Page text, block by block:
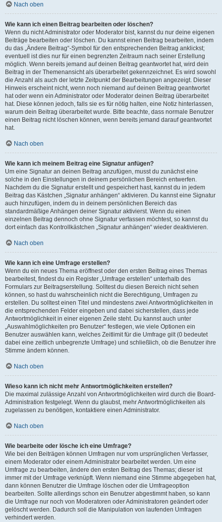
Nach oben
Wie kann ich einen Beitrag bearbeiten oder löschen?
Wenn du nicht Administrator oder Moderator bist, kannst du nur deine eigenen
Beiträge bearbeiten oder löschen. Du kannst einen Beitrag bearbeiten, indem
du das „Ändere Beitrag“-Symbol für den entsprechenden Beitrag anklickst;
eventuell ist dies nur für einen begrenzten Zeitraum nach seiner Erstellung
möglich. Wenn bereits jemand auf deinen Beitrag geantwortet hat, wird dein
Beitrag in der Themenansicht als überarbeitet gekennzeichnet. Es wird sowohl
die Anzahl als auch der letzte Zeitpunkt der Bearbeitungen angezeigt. Dieser
Hinweis erscheint nicht, wenn noch niemand auf deinen Beitrag geantwortet
hat oder wenn ein Administrator oder Moderator deinen Beitrag überarbeitet
hat. Diese können jedoch, falls sie es für nötig halten, eine Notiz hinterlassen,
warum dein Beitrag überarbeitet wurde. Bitte beachte, dass normale Benutzer
einen Beitrag nicht löschen können, wenn bereits jemand darauf geantwortet
hat.
Nach oben
Wie kann ich meinem Beitrag eine Signatur anfügen?
Um eine Signatur an deinen Beitrag anzufügen, musst du zunächst eine
solche in den Einstellungen in deinem persönlichen Bereich entwerfen.
Nachdem du die Signatur erstellt und gespeichert hast, kannst du in jedem
Beitrag das Kästchen „Signatur anhängen“ aktivieren. Du kannst eine Signatur
auch hinzufügen, indem du in deinem persönlichen Bereich das
standardmäßige Anhängen deiner Signatur aktivierst. Wenn du einen
einzelnen Beitrag dennoch ohne Signatur verfassen möchtest, so kannst du
dort einfach das Kontrollkästchen „Signatur anhängen“ wieder deaktivieren.
Nach oben
Wie kann ich eine Umfrage erstellen?
Wenn du ein neues Thema eröffnest oder den ersten Beitrag eines Themas
bearbeitest, findest du ein Register „Umfrage erstellen“ unterhalb des
Formulars zur Beitragserstellung. Solltest du diesen Bereich nicht sehen
können, so hast du wahrscheinlich nicht die Berechtigung, Umfragen zu
erstellen. Du solltest einen Titel und mindestens zwei Antwortmöglichkeiten in
die entsprechenden Felder eingeben und dabei sicherstellen, dass jede
Antwortmöglichkeit in einer eigenen Zeile steht. Du kannst auch unter
„Auswahlmöglichkeiten pro Benutzer“ festlegen, wie viele Optionen ein
Benutzer auswählen kann, welches Zeitlimit für die Umfrage gilt (0 bedeutet
dabei eine zeitlich unbegrenzte Umfrage) und schließlich, ob die Benutzer ihre
Stimme ändern können.
Nach oben
Wieso kann ich nicht mehr Antwortmöglichkeiten erstellen?
Die maximal zulässige Anzahl von Antwortmöglichkeiten wird durch die Board-
Administration festgelegt. Wenn du glaubst, mehr Antwortmöglichkeiten als
zugelassen zu benötigen, kontaktiere einen Administrator.
Nach oben
Wie bearbeite oder lösche ich eine Umfrage?
Wie bei den Beiträgen können Umfragen nur vom ursprünglichen Verfasser,
einem Moderator oder einem Administrator bearbeitet werden. Um eine
Umfrage zu bearbeiten, ändere den ersten Beitrag des Themas; dieser ist
immer mit der Umfrage verknüpft. Wenn niemand eine Stimme abgegeben hat,
dann können Benutzer die Umfrage löschen oder die Umfrageoption
bearbeiten. Sollte allerdings schon ein Benutzer abgestimmt haben, so kann
die Umfrage nur noch von Moderatoren oder Administratoren geändert oder
gelöscht werden. Dadurch soll die Manipulation von laufenden Umfragen
verhindert werden.